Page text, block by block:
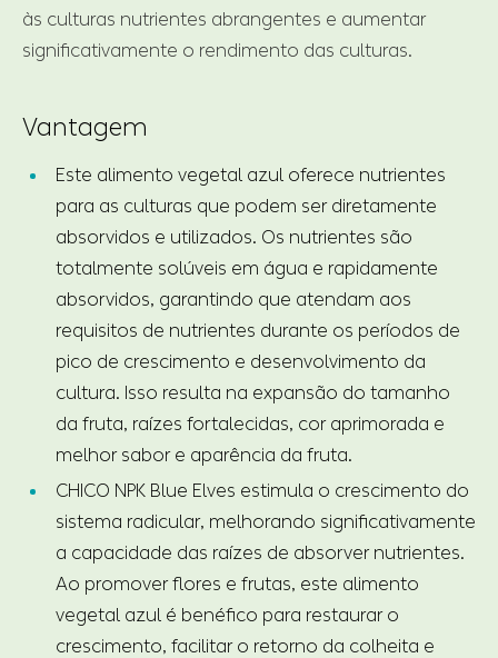
às culturas nutrientes abrangentes e aumentar
significativamente o rendimento das culturas.
Vantagem
Este alimento vegetal azul oferece nutrientes
para as culturas que podem ser diretamente
absorvidos e utilizados. Os nutrientes são
totalmente solúveis em água e rapidamente
absorvidos, garantindo que atendam aos
requisitos de nutrientes durante os períodos de
pico de crescimento e desenvolvimento da
cultura. Isso resulta na expansão do tamanho
da fruta, raízes fortalecidas, cor aprimorada e
melhor sabor e aparência da fruta.
CHICO NPK Blue Elves estimula o crescimento do
sistema radicular, melhorando significativamente
a capacidade das raízes de absorver nutrientes.
Ao promover flores e frutas, este alimento
vegetal azul é benéfico para restaurar o
crescimento, facilitar o retorno da colheita e